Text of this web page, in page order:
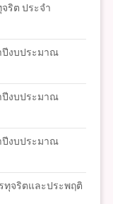
ริต ประจำ
ปีงบประมาณ
ปีงบประมาณ
ปีงบประมาณ
ทุจริตและประพฤติ